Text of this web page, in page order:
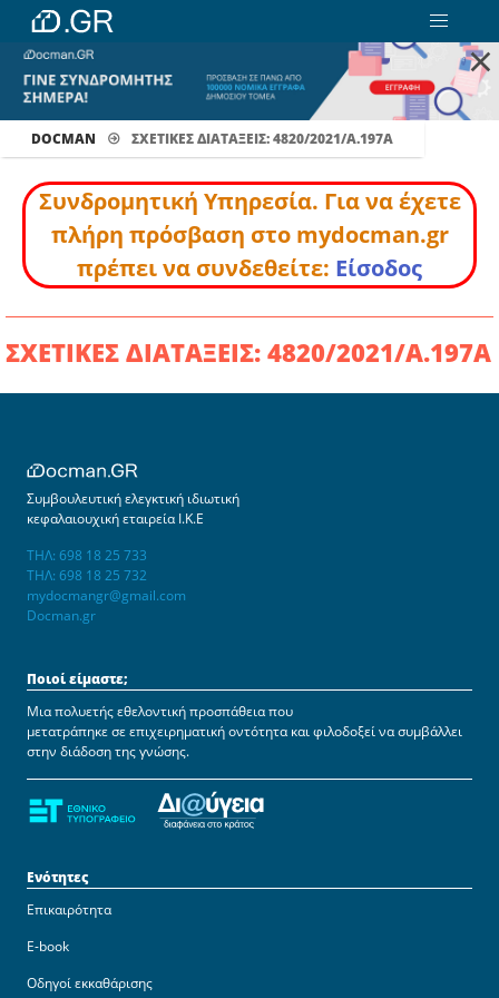
×
DOCMAN ΣΧΕΤΙΚΕΣ ΔΙΑΤΑΞΕΙΣ: 4820/2021/Α.197Α
Συνδρομητική Υπηρεσία. Για να έχετε
πλήρη πρόσβαση στο mydocman.gr
πρέπει να συνδεθείτε: Είσοδος
ΣΧΕΤΙΚΕΣ ΔΙΑΤΑΞΕΙΣ: 4820/2021/Α.197Α
Συμβουλευτική ελεγκτική ιδιωτική
κεφαλαιουχική εταιρεία Ι.Κ.Ε
ΤΗΛ: 698 18 25 733
ΤΗΛ: 698 18 25 732
mydocmangr@gmail.com
Docman.gr
Ποιοί είμαστε;
Μια πολυετής εθελοντική προσπάθεια που
μετατράπηκε σε επιχειρηματική οντότητα και φιλοδοξεί να συμβάλλει
στην διάδοση της γνώσης.
Ενότητες
Επικαιρότητα
E-book
Οδηγοί εκκαθάρισης